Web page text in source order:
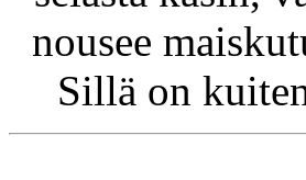
nousee
Sillä on